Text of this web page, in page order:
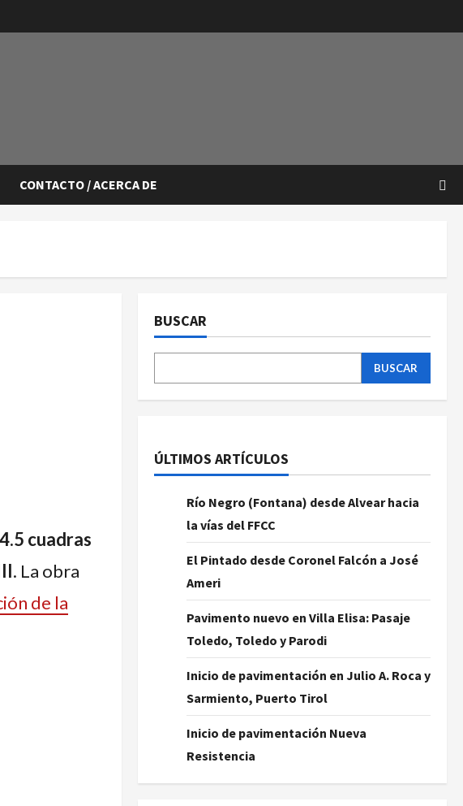
CONTACTO / ACERCA DE
cuadras
. La obra
de la
BUSCAR
BUSCAR
ÚLTIMOS ARTÍCULOS
Río Negro (Fontana) desde Alvear hacia
la vías del FFCC
El Pintado desde Coronel Falcón a José
Ameri
Pavimento nuevo en Villa Elisa: Pasaje
Toledo, Toledo y Parodi
Inicio de pavimentación en Julio A. Roca y
Sarmiento, Puerto Tirol
Inicio de pavimentación Nueva
Resistencia